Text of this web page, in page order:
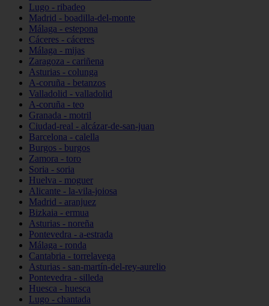
Lugo - ribadeo
Madrid - boadilla-del-monte
Málaga - estepona
Cáceres - cáceres
Málaga - mijas
Zaragoza - cariñena
Asturias - colunga
A-coruña - betanzos
Valladolid - valladolid
A-coruña - teo
Granada - motril
Ciudad-real - alcázar-de-san-juan
Barcelona - calella
Burgos - burgos
Zamora - toro
Soria - soria
Huelva - moguer
Alicante - la-vila-joiosa
Madrid - aranjuez
Bizkaia - ermua
Asturias - noreña
Pontevedra - a-estrada
Málaga - ronda
Cantabria - torrelavega
Asturias - san-martín-del-rey-aurelio
Pontevedra - silleda
Huesca - huesca
Lugo - chantada